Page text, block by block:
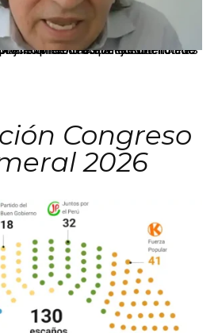
por el expresidente Alejandro Toledo será evaluada por la Comisión de Gracias Presidenciales conforme al procedimiento establecido.
Congreso
2026